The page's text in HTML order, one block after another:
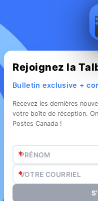
Rejoignez la
Bulletin exclusive +
Recevez les dernières
votre boîte de réception.
Postes Canada !
*
*